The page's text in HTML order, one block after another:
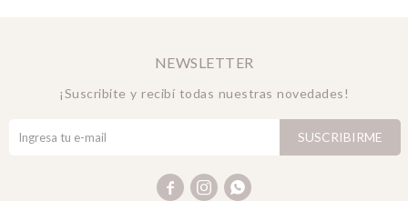
NEWSLETTER
¡Suscribite y recibí todas nuestras novedades!
SUSCRIBIRME
  